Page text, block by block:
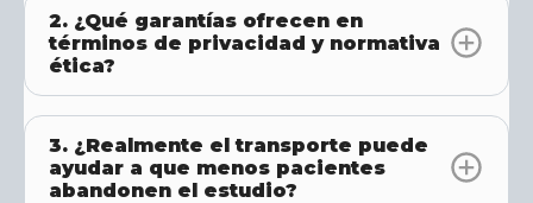
2. ¿Qué garantías ofrecen en
términos de privacidad y normativa
ética?
3. ¿Realmente el transporte puede
ayudar a que menos pacientes
abandonen el estudio?